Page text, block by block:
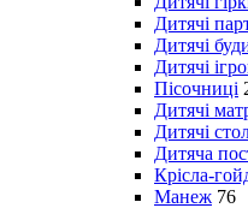
Дитячі
Дитячі
Дитячі
Пісочниці
Дитячі
Дитячі
Дитяча
Крісла-
Манеж 76